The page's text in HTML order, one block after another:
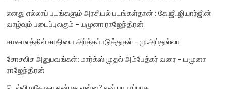
எனது எல்லாப் படங்களும் அரசியல் படங்கள்தான் : கே.ஜி.ஜியார்ஜின்
வாழ்வும் படைப்புலகும் – யமுனா ராஜேந்திரன்
சமகாலத்தில் சாதியை அர்த்தப்படுத்துதல் – மு.அப்துல்லா
சோசலிச அனுபவங்கள்: மார்க்ஸ் முதல் அம்பேத்கர் வரை – யமுனா
ராஜேந்திரன்